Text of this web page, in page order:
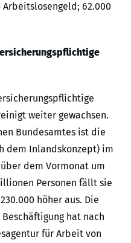
62.000
weiter gewachsen.
Bundesamtes ist die
dem Inlandskonzept) im
dem Vormonat um
Personen fällt sie
höher aus. Die
hat nach
für Arbeit von